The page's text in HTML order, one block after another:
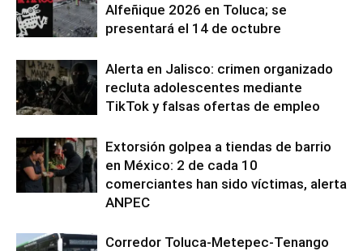
Alfeñique 2026 en Toluca; se
presentará el 14 de octubre
Alerta en Jalisco: crimen organizado
recluta adolescentes mediante
TikTok y falsas ofertas de empleo
Extorsión golpea a tiendas de barrio
en México: 2 de cada 10
comerciantes han sido víctimas, alerta
ANPEC
Corredor Toluca-Metepec-Tenango